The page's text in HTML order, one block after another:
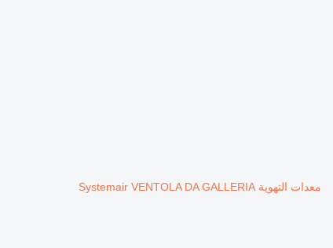
معدات التهوية Systemair VENTOLA DA GALLERIA